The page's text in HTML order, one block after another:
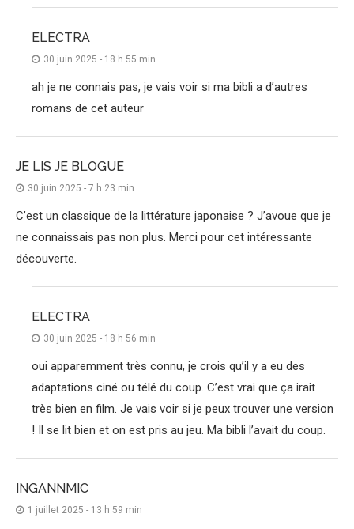
ELECTRA
30 juin 2025 - 18 h 55 min
ah je ne connais pas, je vais voir si ma bibli a d’autres
romans de cet auteur
JE LIS JE BLOGUE
30 juin 2025 - 7 h 23 min
C’est un classique de la littérature japonaise ? J’avoue que je
ne connaissais pas non plus. Merci pour cet intéressante
découverte.
ELECTRA
30 juin 2025 - 18 h 56 min
oui apparemment très connu, je crois qu’il y a eu des
adaptations ciné ou télé du coup. C’est vrai que ça irait
très bien en film. Je vais voir si je peux trouver une version
! Il se lit bien et on est pris au jeu. Ma bibli l’avait du coup.
INGANNMIC
1 juillet 2025 - 13 h 59 min